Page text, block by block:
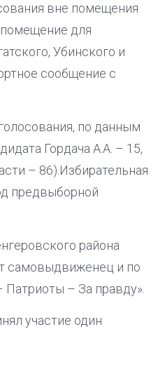
вне помещения
помещение для
Убинского и
сообщение с
по данным
Гордача А.А. – 15,
– 86).Избирательная
предвыборной
района
самовыдвиженец и по
Патриоты – За правду».
участие один